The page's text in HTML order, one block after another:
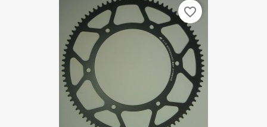
favorite_border